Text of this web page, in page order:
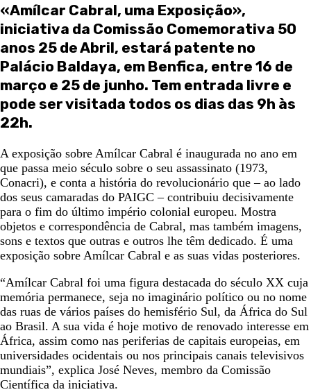
«Amílcar Cabral, uma Exposição»,
iniciativa da Comissão Comemorativa 50
anos 25 de Abril, estará patente no
Palácio Baldaya, em Benfica, entre 16 de
março e 25 de junho. Tem entrada livre e
pode ser visitada todos os dias das 9h às
22h.
A exposição sobre Amílcar Cabral é inaugurada no ano em
que passa meio século sobre o seu assassinato (1973,
Conacri), e conta a história do revolucionário que – ao lado
dos seus camaradas do PAIGC – contribuiu decisivamente
para o fim do último império colonial europeu. Mostra
objetos e correspondência de Cabral, mas também imagens,
sons e textos que outras e outros lhe têm dedicado. É uma
exposição sobre Amílcar Cabral e as suas vidas posteriores.
“Amílcar Cabral foi uma figura destacada do século XX cuja
memória permanece, seja no imaginário político ou no nome
das ruas de vários países do hemisfério Sul, da África do Sul
ao Brasil. A sua vida é hoje motivo de renovado interesse em
África, assim como nas periferias de capitais europeias, em
universidades ocidentais ou nos principais canais televisivos
mundiais”, explica José Neves, membro da Comissão
Científica da iniciativa.